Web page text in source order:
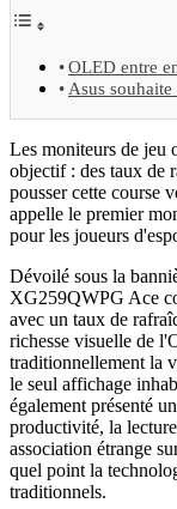
OLED entre
Asus
Les moniteurs de jeu
objectif : des taux de
pousser cette course
appelle le premier
pour les joueurs
Dévoilé sous la
XG259QWPG Ace
avec un taux de
richesse visuelle de
traditionnellement la
le seul affichage
également présenté
productivité, la
association étrange
quel point la
traditionnels.